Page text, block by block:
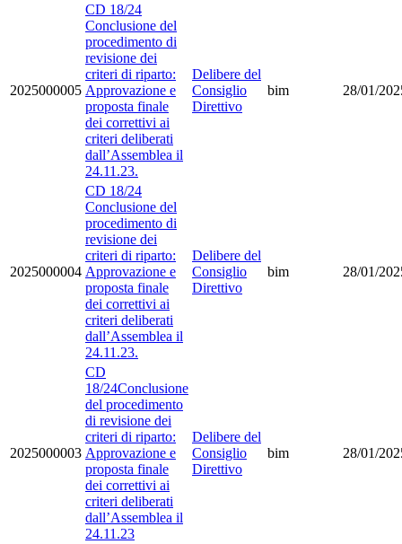
2025000005
CD 18/24
Conclusione del
procedimento di
revisione dei
criteri di riparto:
Approvazione e
proposta finale
dei correttivi ai
criteri deliberati
dall’Assemblea il
24.11.23.
Delibere del
Consiglio
Direttivo
bim 28/01/
2025000004
CD 18/24
Conclusione del
procedimento di
revisione dei
criteri di riparto:
Approvazione e
proposta finale
dei correttivi ai
criteri deliberati
dall’Assemblea il
24.11.23.
Delibere del
Consiglio
Direttivo
bim 28/01/
2025000003
CD
18/24Conclusione
del procedimento
di revisione dei
criteri di riparto:
Approvazione e
proposta finale
dei correttivi ai
criteri deliberati
dall’Assemblea il
24.11.23
Delibere del
Consiglio
Direttivo
bim 28/01/